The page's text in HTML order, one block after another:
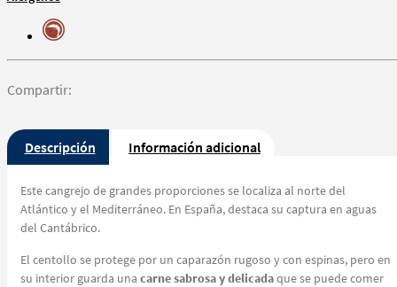
Compartir:
Descripción Información adicional
Este cangrejo de grandes proporciones se localiza al norte del
Atlántico y el Mediterráneo. En España, destaca su captura en aguas
del Cantábrico.
El centollo se protege por un caparazón rugoso y con espinas, pero en
su interior guarda una carne sabrosa y delicadaque se puede comer